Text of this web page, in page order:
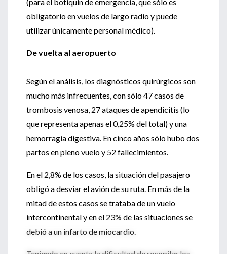
obligatorio en vuelos de largo radio y puede
utilizar únicamente personal médico).
De vuelta al aeropuerto
Según el análisis, los diagnósticos quirúrgicos son
mucho más infrecuentes, con sólo 47 casos de
trombosis venosa, 27 ataques de apendicitis (lo
que representa apenas el 0,25% del total) y una
hemorragia digestiva. En cinco años sólo hubo dos
partos en pleno vuelo y 52 fallecimientos.
En el 2,8% de los casos, la situación del pasajero
obligó a desviar el avión de su ruta. En más de la
mitad de estos casos se trataba de un vuelo
intercontinental y en el 23% de las situaciones se
debió a un infarto de miocardio.